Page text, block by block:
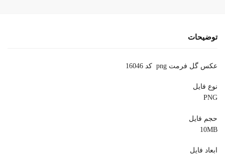
توضیحات
عکس گل فرمت png کد 16046
نوع فایل
PNG
حجم فایل
10MB
ابعاد فایل